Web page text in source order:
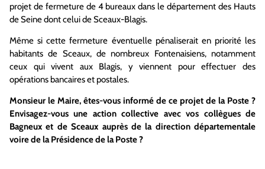
projet de fermeture de 4 bureaux dans le département des Hauts
de Seine dont celui de Sceaux-Blagis.
Même si cette fermeture éventuelle pénaliserait en priorité les
habitants de Sceaux, de nombreux Fontenaisiens, notamment
ceux qui vivent aux Blagis, y viennent pour effectuer des
opérations bancaires et postales.
Monsieur le Maire, êtes-vous informé de ce projet de la Poste ?
Envisagez-vous une action collective avec vos collègues de
Bagneux et de Sceaux auprès de la direction départementale
voire de la Présidence de la Poste ?